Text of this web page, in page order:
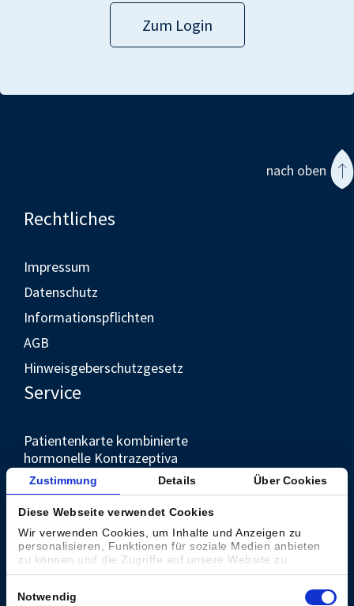
Zustimmung Details Über Cookies
Diese Webseite verwendet Cookies
Wir verwenden Cookies, um Inhalte und Anzeigen zu
personalisieren, Funktionen für soziale Medien anbieten
zu können und die Zugriffe auf unsere Website zu
analysieren. Außerdem geben wir Informationen zu Ihrer
soziale Medien, Werbung und Analysen weiter. Unsere
Einwilligungsauswahl
Notwendig
Zum Login
nach oben
Rechtliches
Impressum
Datenschutz
Informationspflichten
AGB
Hinweisgeberschutzgesetz
Service
Patientenkarte kombinierte
hormonelle Kontrazeptiva
Unternehmen
Kontakt
Presse
Weltweit